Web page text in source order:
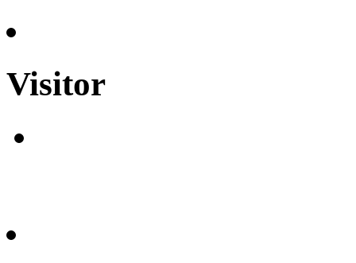
Visitor